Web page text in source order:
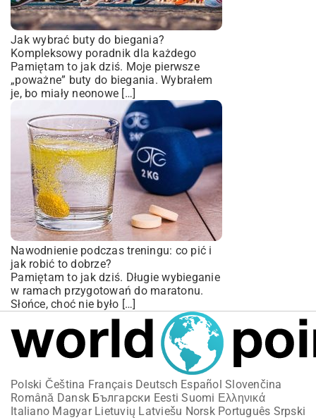
Jak wybrać buty do biegania?
Kompleksowy poradnik dla każdego
Pamiętam to jak dziś. Moje pierwsze
„poważne” buty do biegania. Wybrałem
je, bo miały neonowe […]
Nawodnienie podczas treningu: co pić i
jak robić to dobrze?
Pamiętam to jak dziś. Długie wybieganie
w ramach przygotowań do maratonu.
Słońce, choć nie było […]
Polski Čeština Français Deutsch Español Slovenčina
Română Dansk Български Eesti Suomi Ελληνικά
Italiano Magyar Lietuvių Latviešu Norsk Português Srpski